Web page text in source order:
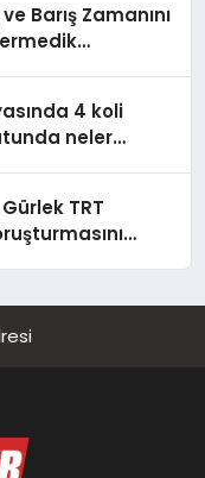
Barış Zamanını
4 koli
neler
TRT